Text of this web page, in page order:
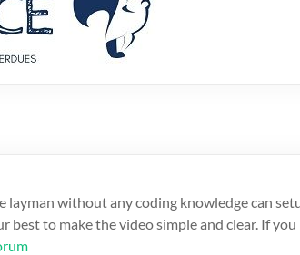
layman without any coding knowledge can
best to make the video simple and clear. If